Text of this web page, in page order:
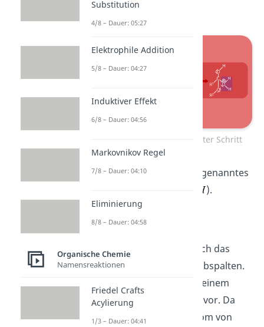
) aus.
Fischer Veresterung – zweiter Schritt
Daraufhin entsteht ein sogenanntes
).
Dritter Schritt
Im dritten Schritt
kann sich das
Oxonium-Ion als Wasser abspalten.
Jetzt liegt ein Molekül mit einem
positiv geladenen C-Atom vor. Da
das positiv geladene C-Atom von
Substitution
4/8 – Dauer: 05:27
Elektrophile Addition
5/8 – Dauer: 04:27
Induktiver Effekt
6/8 – Dauer: 04:56
Markovnikov Regel
7/8 – Dauer: 04:10
Eliminierung
8/8 – Dauer: 04:58
Organische Chemie
Namensreaktionen
Friedel Crafts
Acylierung
1/3 – Dauer: 04:41